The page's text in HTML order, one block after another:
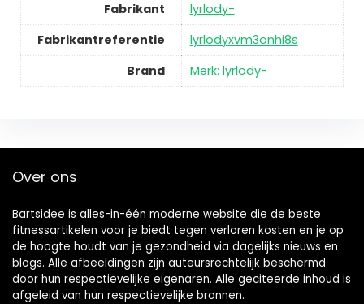
Fabrikant
lyrlody-
Fabrikantreferentie
lyrlodyxvm3onhi8s
Brand
Merk: lyrlody-
Over ons
Bartsidee is alles-in-één moderne website die de beste
fitnessartikelen voor je biedt tegen verloren kosten en je op
de hoogte houdt van je gezondheid via dagelijks nieuws en
blogs. Alle afbeeldingen zijn auteursrechtelijk beschermd
door hun respectievelijke eigenaren. Alle geciteerde inhoud is
afgeleid van hun respectievelijke bronnen.